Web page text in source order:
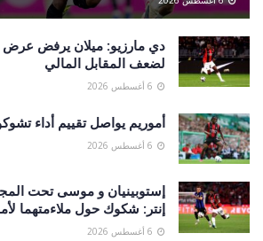
دي مارزيو: ميلان يرفض عرض
لضعف المقابل المالي
أموريم يواصل تقييم أداء
إستوبينيان و موسى تحت
إنتر: شكوك حول ملاءمتهما